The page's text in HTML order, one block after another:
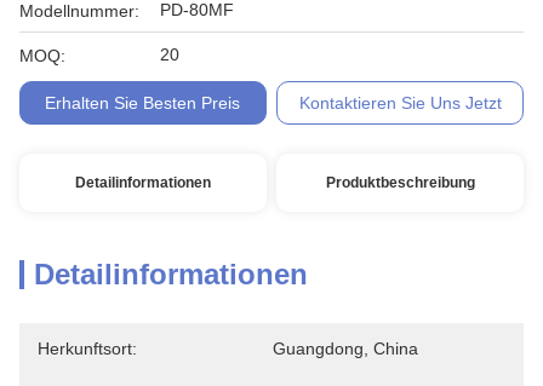
Modellnummer: PD-80MF
MOQ: 20
Erhalten Sie Besten Preis Kontaktieren Sie Uns Jetzt
Detailinformationen Produktbeschreibung
Detailinformationen
Herkunftsort: Guangdong, China